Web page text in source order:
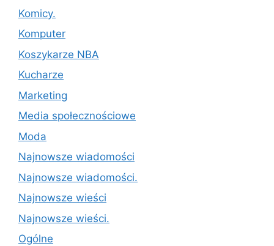
Komicy.
Komputer
Koszykarze NBA
Kucharze
Marketing
Media społecznościowe
Moda
Najnowsze wiadomości
Najnowsze wiadomości.
Najnowsze wieści
Najnowsze wieści.
Ogólne